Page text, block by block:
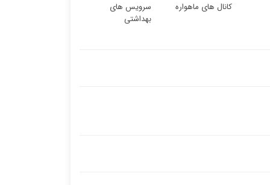
کانال های ماهواره
سرویس های
بهداشتی